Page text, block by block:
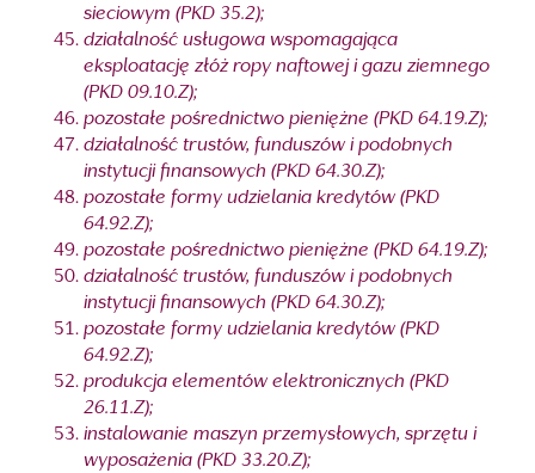
sieciowym (PKD 35.2);
działalność usługowa wspomagająca
eksploatację złóż ropy naftowej i gazu ziemnego
(PKD 09.10.Z);
pozostałe pośrednictwo pieniężne (PKD 64.19.Z);
działalność trustów, funduszów i podobnych
instytucji finansowych (PKD 64.30.Z);
pozostałe formy udzielania kredytów (PKD
64.92.Z);
pozostałe pośrednictwo pieniężne (PKD 64.19.Z);
działalność trustów, funduszów i podobnych
instytucji finansowych (PKD 64.30.Z);
pozostałe formy udzielania kredytów (PKD
64.92.Z);
produkcja elementów elektronicznych (PKD
26.11.Z);
instalowanie maszyn przemysłowych, sprzętu i
wyposażenia (PKD 33.20.Z);